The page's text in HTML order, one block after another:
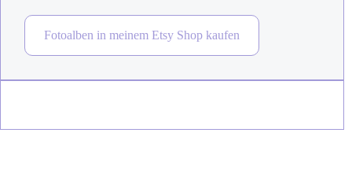
Fotoalben in meinem Etsy Shop kaufen